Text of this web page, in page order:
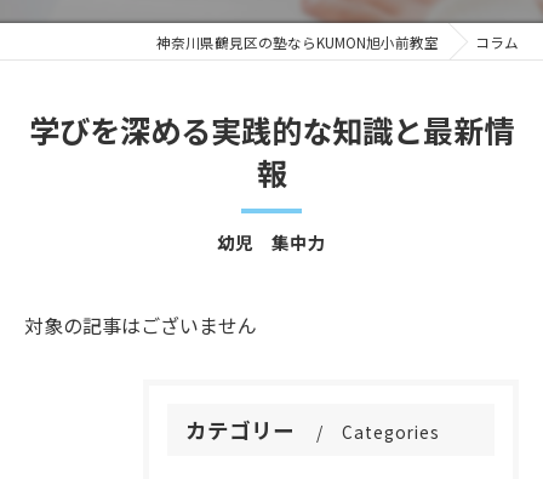
神奈川県鶴見区の塾ならKUMON旭小前教室 コラム
学びを深める実践的な知識と最新情
報
幼児 集中力
対象の記事はございません
カテゴリー Categories